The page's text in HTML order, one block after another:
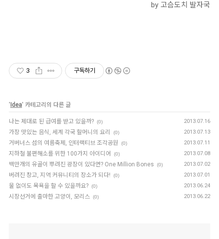
by 고슴도치 발자국
3 구독하기
' Idea' 카테고리의 다른 글
나는 제대로 된 급여를 받고 있을까? (0) 2013.07.16
가장 맛있는 음식, 세계 각국 할머니의 요리 (0) 2013.07.13
거버너스 섬의 여름축제, 인터랙티브 조각공원 (0) 2013.07.11
지하철 불편해소를 위한 100가지 아이디어 (0) 2013.07.08
백만개의 유골이 뿌려진 광장이 있다면? One Million Bones (0) 2013.07.02
버려진 창고, 지역 커뮤니티의 장소가 되다! (0) 2013.07.01
물 없이도 목욕을 할 수 있을까요? (0) 2013.06.24
시장선거에 출마한 고양이, 모리스 (0) 2013.06.22